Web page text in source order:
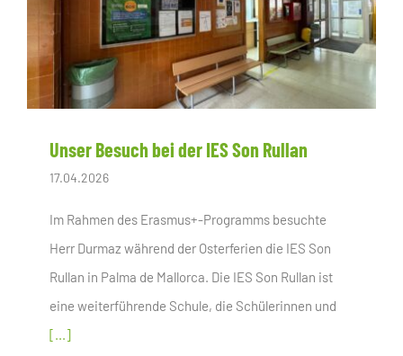
Unser Besuch bei der IES Son Rullan
17.04.2026
Im Rahmen des Erasmus+-Programms besuchte
Herr Durmaz während der Osterferien die IES Son
Rullan in Palma de Mallorca. Die IES Son Rullan ist
eine weiterführende Schule, die Schülerinnen und
[...]